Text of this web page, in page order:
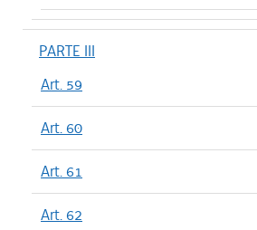
PARTE III
Art. 59
Art. 60
Art. 61
Art. 62